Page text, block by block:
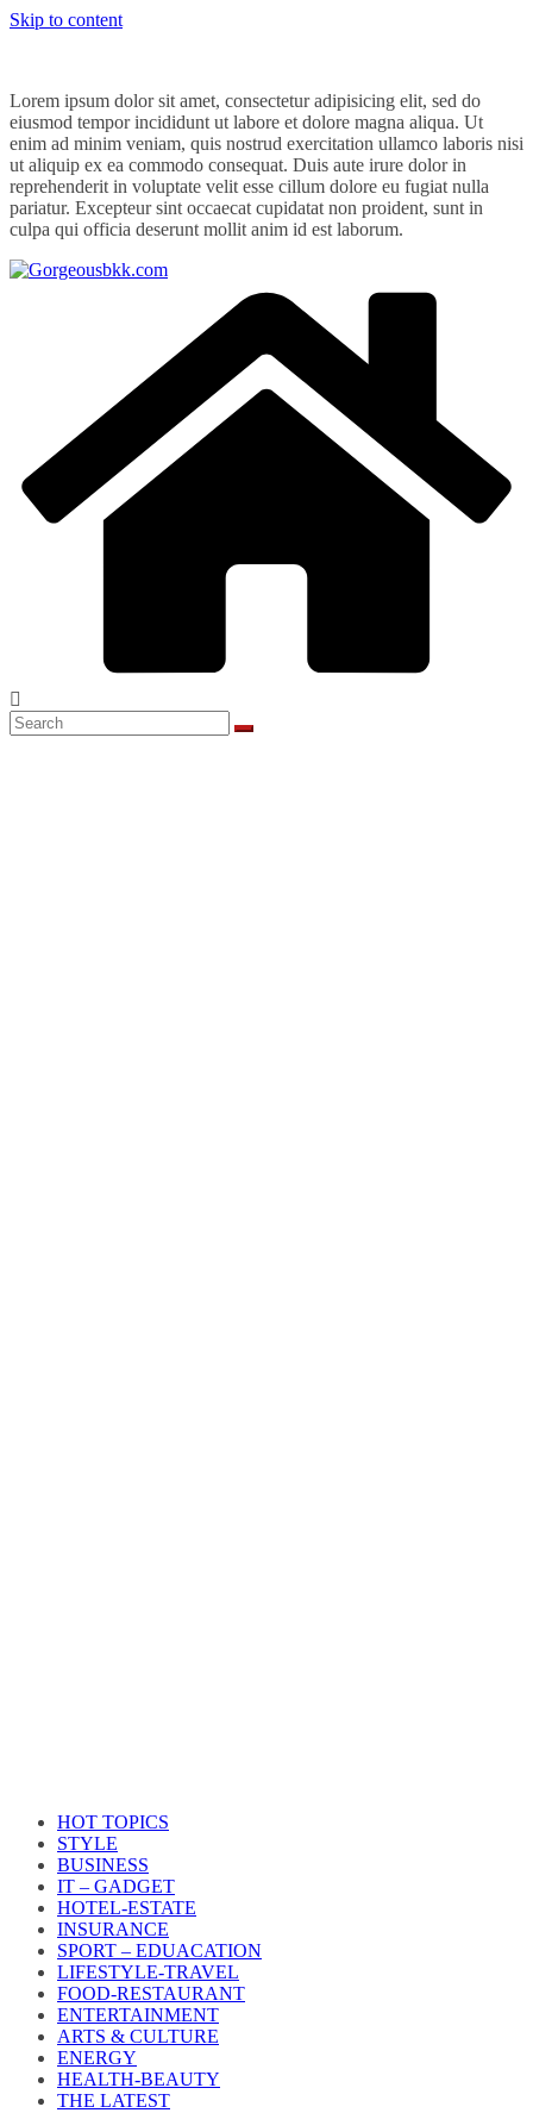
Skip to content
Lorem ipsum dolor sit amet, consectetur adipisicing elit, sed do
eiusmod tempor incididunt ut labore et dolore magna aliqua. Ut
enim ad minim veniam, quis nostrud exercitation ullamco laboris nisi
ut aliquip ex ea commodo consequat. Duis aute irure dolor in
reprehenderit in voluptate velit esse cillum dolore eu fugiat nulla
pariatur. Excepteur sint occaecat cupidatat non proident, sunt in
culpa qui officia deserunt mollit anim id est laborum.
HOT TOPICS
STYLE
BUSINESS
IT – GADGET
HOTEL-ESTATE
INSURANCE
SPORT – EDUACATION
LIFESTYLE​-TRAVEL​
FOOD-RESTAURANT
ENTERTAINMENT
ARTS & CULTURE
ENERGY
HEALTH​-BEAUTY
THE LATEST